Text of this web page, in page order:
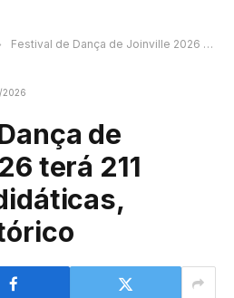
Festival de Dança de Joinville 2026 terá 211 atividades didáticas, recorde histórico
2026
de
terá 211